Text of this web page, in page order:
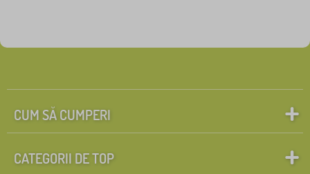
CUM SĂ CUMPERI
CATEGORII DE TOP